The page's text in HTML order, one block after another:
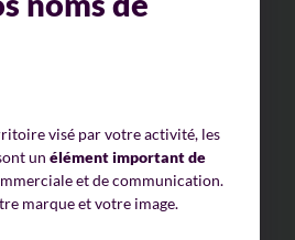
visé par votre activité, les
un élément important de
et de communication.
marque et votre image.